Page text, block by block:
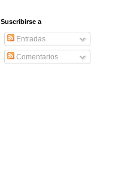
Suscribirse a
Entradas
Comentarios